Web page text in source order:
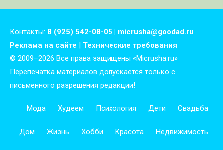
Контакты: 8 (925) 542-08-05 | micrusha@goodad.ru
Реклама на сайте | Технические требования
© 2009–2026 Все права защищены «Micrusha.ru»
Перепечатка материалов допускается только с
письменного разрешения редакции!
Мода Худеем Психология Дети Свадьба
Дом Жизнь Хобби Красота Недвижимость